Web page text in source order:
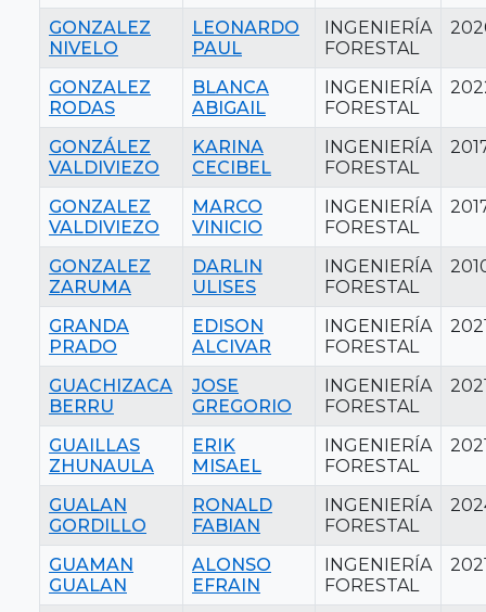
GONZALEZ
NIVELO
LEONARDO
PAUL
INGENIERÍA
FORESTAL
GONZALEZ
RODAS
BLANCA
ABIGAIL
INGENIERÍA
FORESTAL
GONZÁLEZ
VALDIVIEZO
KARINA
CECIBEL
INGENIERÍA
FORESTAL
GONZALEZ
VALDIVIEZO
MARCO
VINICIO
INGENIERÍA
FORESTAL
GONZALEZ
ZARUMA
DARLIN
ULISES
INGENIERÍA
FORESTAL
GRANDA
PRADO
EDISON
ALCIVAR
INGENIERÍA
FORESTAL
GUACHIZACA
BERRU
JOSE
GREGORIO
INGENIERÍA
FORESTAL
GUAILLAS
ZHUNAULA
ERIK
MISAEL
INGENIERÍA
FORESTAL
GUALAN
GORDILLO
RONALD
FABIAN
INGENIERÍA
FORESTAL
GUAMAN
GUALAN
ALONSO
EFRAIN
INGENIERÍA
FORESTAL